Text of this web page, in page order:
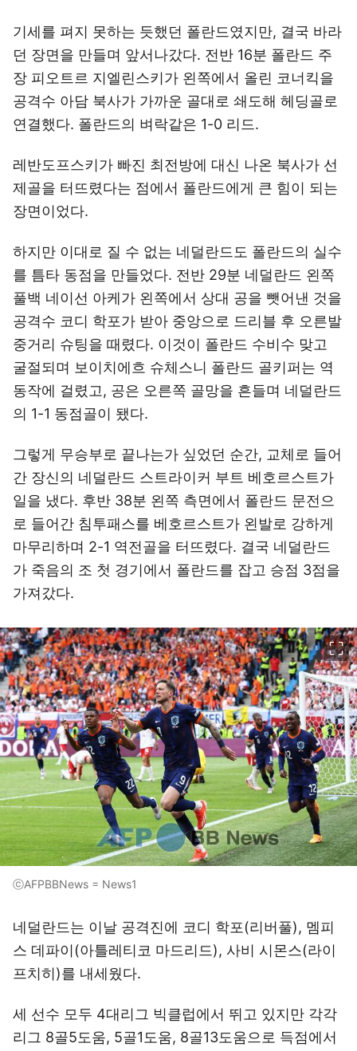
기세를 펴지 못하는 듯했던 폴란드였지만, 결국 바라
던 장면을 만들며 앞서나갔다. 전반 16분 폴란드 주
장 피오트르 지엘린스키가 왼쪽에서 올린 코너킥을
공격수 아담 북사가 가까운 골대로 쇄도해 헤딩골로
연결했다. 폴란드의 벼락같은 1-0 리드.
레반도프스키가 빠진 최전방에 대신 나온 북사가 선
제골을 터뜨렸다는 점에서 폴란드에게 큰 힘이 되는
장면이었다.
하지만 이대로 질 수 없는 네덜란드도 폴란드의 실수
를 틈타 동점을 만들었다. 전반 29분 네덜란드 왼쪽
풀백 네이선 아케가 왼쪽에서 상대 공을 뺏어낸 것을
공격수 코디 학포가 받아 중앙으로 드리블 후 오른발
중거리 슈팅을 때렸다. 이것이 폴란드 수비수 맞고
굴절되며 보이치에흐 슈체스니 폴란드 골키퍼는 역
동작에 걸렸고, 공은 오른쪽 골망을 흔들며 네덜란드
의 1-1 동점골이 됐다.
그렇게 무승부로 끝나는가 싶었던 순간, 교체로 들어
간 장신의 네덜란드 스트라이커 부트 베호르스트가
일을 냈다. 후반 38분 왼쪽 측면에서 폴란드 문전으
로 들어간 침투패스를 베호르스트가 왼발로 강하게
마무리하며 2-1 역전골을 터뜨렸다. 결국 네덜란드
가 죽음의 조 첫 경기에서 폴란드를 잡고 승점 3점을
가져갔다.
ⓒAFPBBNews = News1
네덜란드는 이날 공격진에 코디 학포(리버풀), 멤피
스 데파이(아틀레티코 마드리드), 사비 시몬스(라이
프치히)를 내세웠다.
세 선수 모두 4대리그 빅클럽에서 뛰고 있지만 각각
리그 8골5도움, 5골1도움, 8골13도움으로 득점에서